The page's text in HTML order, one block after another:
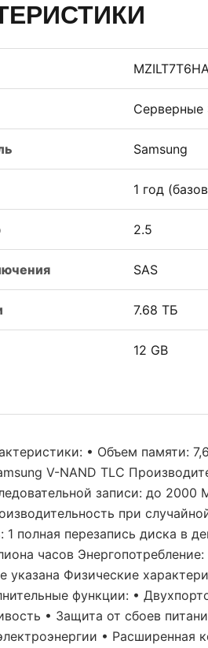
Серверные
Samsung
1 год
2.5
SAS
7.68 ТБ
12 GB
• Объем памяти:
V-NAND TLC
записи: до
при
1 полная перезапись диска в
часов
указана Физические
функции: •
• Защита от сбоев
•